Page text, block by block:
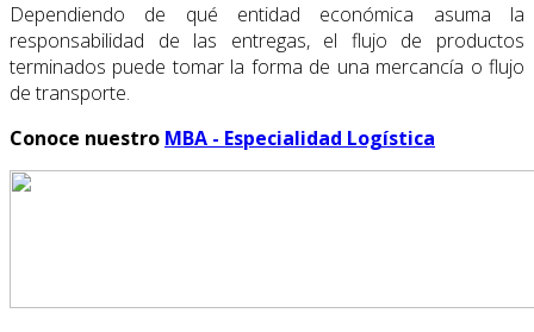
Dependiendo de qué entidad económica asuma la
responsabilidad de las entregas, el flujo de productos
terminados puede tomar la forma de una mercancía o flujo
de transporte.
Conoce nuestro MBA - Especialidad Logística